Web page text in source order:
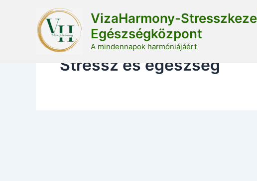
VizaHarmony-
Egészségközpont
A mindennapok harmóniájáért
Stressz és egészség